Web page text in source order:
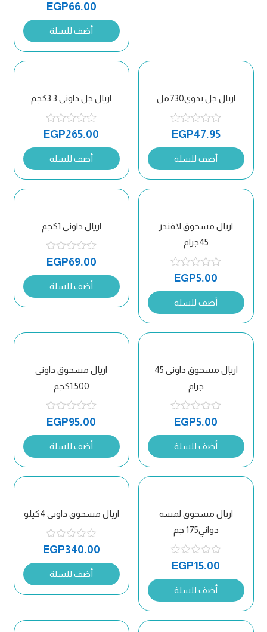
EGP66.00
أضف للسلة
اريال جل داونى 3.3كجم
EGP265.00
أضف للسلة
اريال جل يدوى730مل
EGP47.95
أضف للسلة
اريال داونى 1كجم
EGP69.00
أضف للسلة
اريال مسحوق لافندر
45جرام
EGP5.00
أضف للسلة
اريال مسحوق داونى
1.500كجم
EGP95.00
أضف للسلة
اريال مسحوق داونى 45
جرام
EGP5.00
أضف للسلة
اريال مسحوق داونى 4كيلو
EGP340.00
أضف للسلة
اريال مسحوق لمسة
دواني175 جم
EGP15.00
أضف للسلة